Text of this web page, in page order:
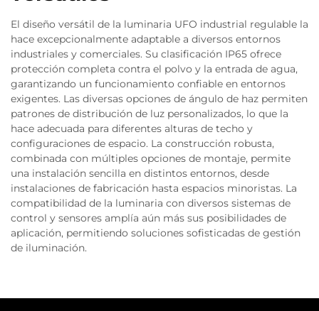
El diseño versátil de la luminaria UFO industrial regulable la
hace excepcionalmente adaptable a diversos entornos
industriales y comerciales. Su clasificación IP65 ofrece
protección completa contra el polvo y la entrada de agua,
garantizando un funcionamiento confiable en entornos
exigentes. Las diversas opciones de ángulo de haz permiten
patrones de distribución de luz personalizados, lo que la
hace adecuada para diferentes alturas de techo y
configuraciones de espacio. La construcción robusta,
combinada con múltiples opciones de montaje, permite
una instalación sencilla en distintos entornos, desde
instalaciones de fabricación hasta espacios minoristas. La
compatibilidad de la luminaria con diversos sistemas de
control y sensores amplía aún más sus posibilidades de
aplicación, permitiendo soluciones sofisticadas de gestión
de iluminación.